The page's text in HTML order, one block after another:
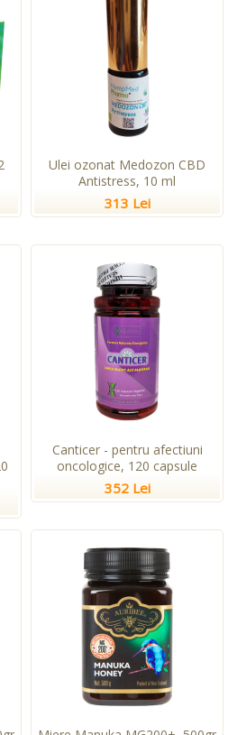
Ulei ozonat Medozon CBD
Antistress, 10 ml
313 Lei
Canticer - pentru afectiuni
oncologice, 120 capsule
352 Lei